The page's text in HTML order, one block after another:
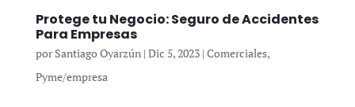
Protege tu Negocio: Seguro de Accidentes
Para Empresas
porSantiago Oyarzún| Dic 5, 2023| Comerciales,
Pyme/empresa